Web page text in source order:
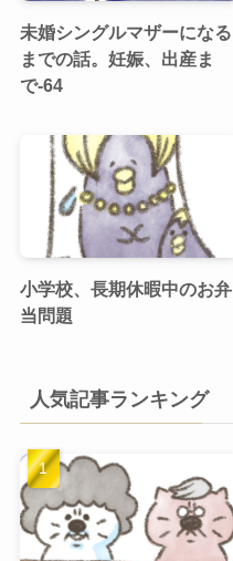
未婚シングルマザーになる
までの話。妊娠、出産ま
で-64
小学校、長期休暇中のお弁
当問題
人気記事ランキング